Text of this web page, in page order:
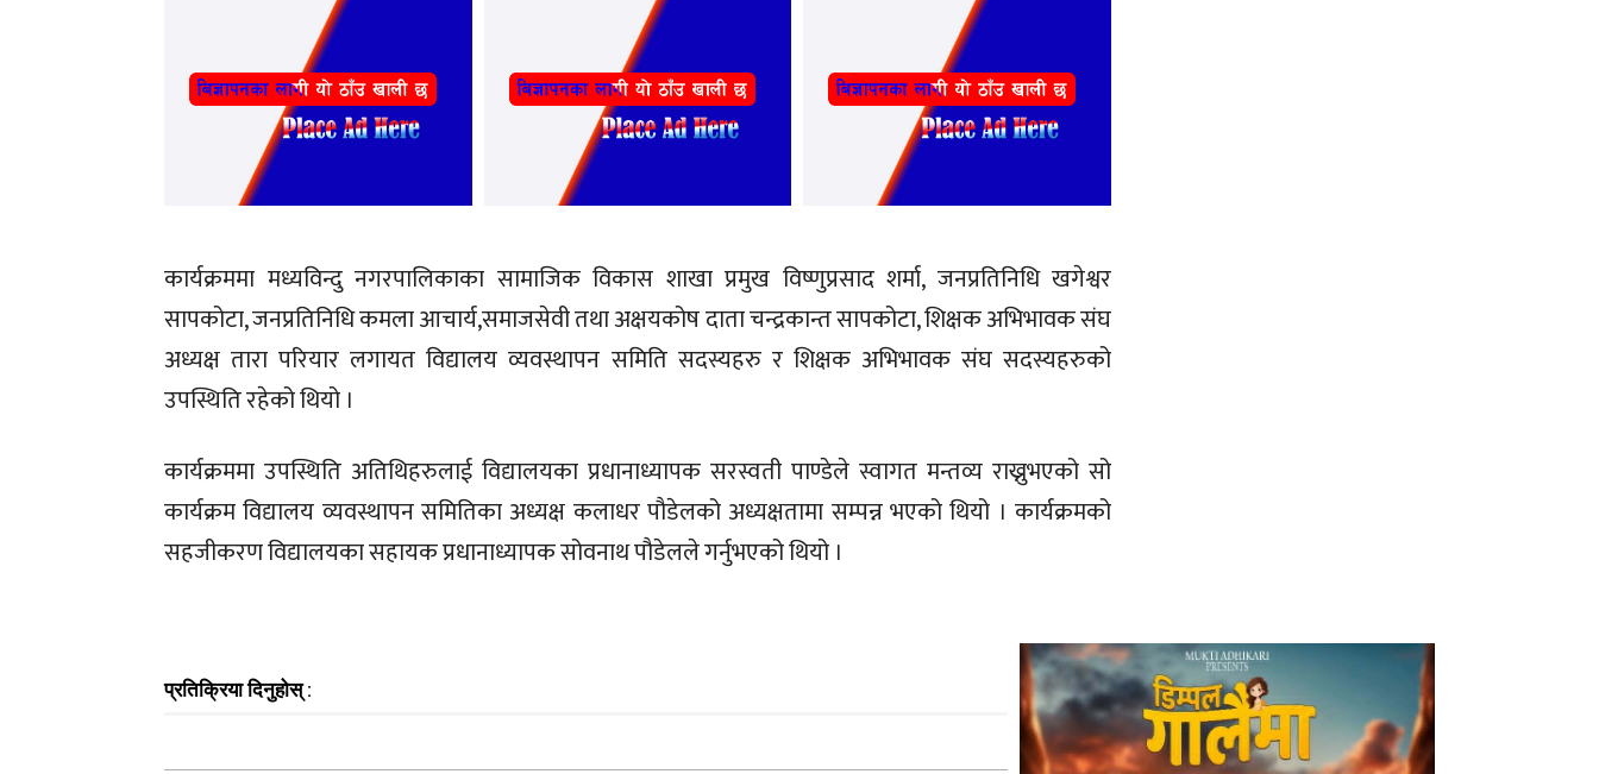
कार्यक्रममा मध्यविन्दु नगरपालिकाका सामाजिक विकास शाखा प्रमुख विष्णुप्रसाद शर्मा, जनप्रतिनिधि खगेश्वर
सापकोटा, जनप्रतिनिधि कमला आचार्य,समाजसेवी तथा अक्षयकोष दाता चन्द्रकान्त सापकोटा, शिक्षक अभिभावक संघ
अध्यक्ष तारा परियार लगायत विद्यालय व्यवस्थापन समिति सदस्यहरु र शिक्षक अभिभावक संघ सदस्यहरुको
उपस्थिति रहेको थियो ।
कार्यक्रममा उपस्थिति अतिथिहरुलाई विद्यालयका प्रधानाध्यापक सरस्वती पाण्डेले स्वागत मन्तव्य राख्नुभएको सो
कार्यक्रम विद्यालय व्यवस्थापन समितिका अध्यक्ष कलाधर पौडेलको अध्यक्षतामा सम्पन्न भएको थियो । कार्यक्रमको
सहजीकरण विद्यालयका सहायक प्रधानाध्यापक सोवनाथ पौडेलले गर्नुभएको थियो ।
प्रतिक्रिया दिनुहोस् :